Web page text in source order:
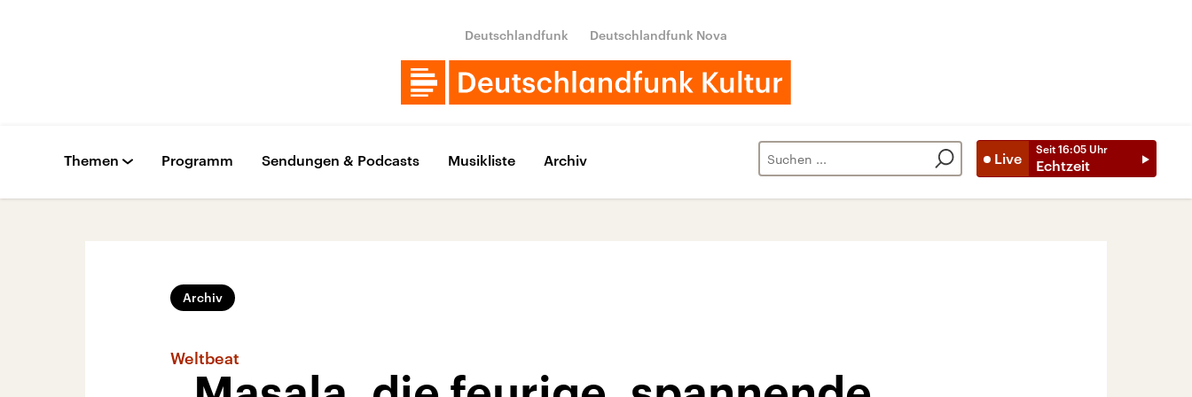
Deutschlandfunk Deutschlandfunk Nova
Live
Seit 16:05 Uhr
Echtzeit
Themen Programm Sendungen & Podcasts Musikliste Archiv
Archiv
Weltbeat